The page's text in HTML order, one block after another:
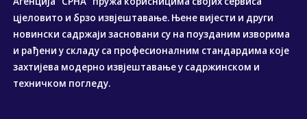
цјеловито и брзо извјештавање. Њене вијести и други
новински садржаји засновани су на поузданим изворима
и рађени у складу са професионалним стандардима које
захтијева модерно извјештавање у садржинском и
техничком погледу.